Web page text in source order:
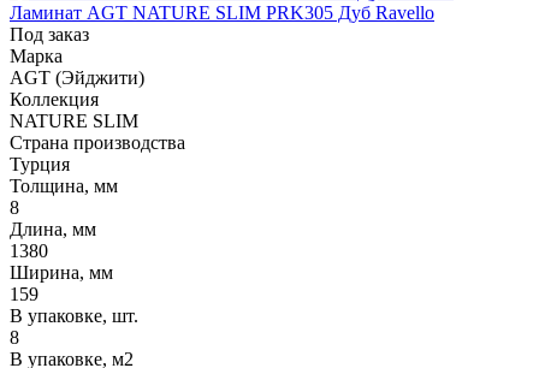
Ламинат AGT NATURE SLIM PRK305 Дуб Ravello
Под заказ
Марка
AGT (Эйджити)
Коллекция
NATURE SLIM
Страна производства
Турция
Толщина, мм
8
Длина, мм
1380
Ширина, мм
159
В упаковке, шт.
8
В упаковке, м2